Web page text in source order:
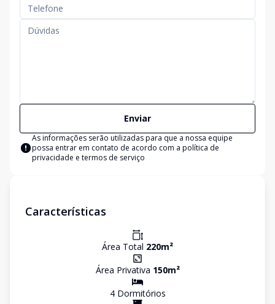
Enviar
As informações serão utilizadas para que a nossa equipe
possa entrar em contato de acordo com a política de
privacidade e termos de serviço
Características
Área Total 220m²
Área Privativa 150m²
4Dormitórios